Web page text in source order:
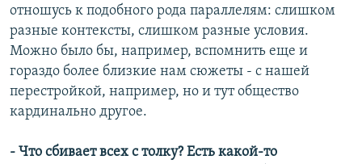
отношусь к подобного рода параллелям: слишком
разные контексты, слишком разные условия.
Можно было бы, например, вспомнить еще и
гораздо более близкие нам сюжеты - с нашей
перестройкой, например, но и тут общество
кардинально другое.
- Что сбивает всех с толку? Есть какой-то